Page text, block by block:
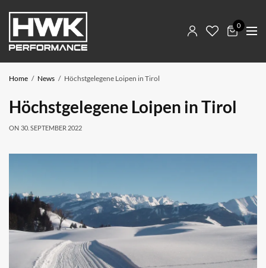
0
Home News Höchstgelegene Loipen in Tirol
Höchstgelegene Loipen in Tirol
ON 30. SEPTEMBER 2022